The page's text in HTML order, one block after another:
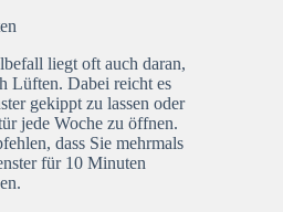
liegt oft auch daran,
Lüften. Dabei reicht es
gekippt zu lassen oder
jede Woche zu öffnen.
dass Sie mehrmals
für 10 Minuten